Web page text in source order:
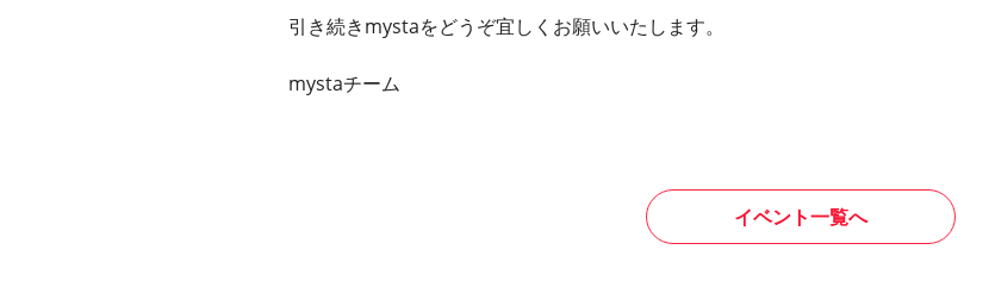
引き続きmystaをどうぞ宜しくお願いいたします。
mystaチーム
イベント一覧へ